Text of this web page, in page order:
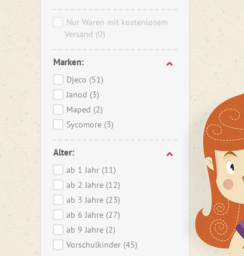
Nur Waren mit kostenlosem
Versand (0)
Marken:
Djeco (51)
Janod (3)
Maped (2)
Sycomore (3)
Alter:
ab 1 Jahr (11)
ab 2 Jahre (12)
ab 3 Jahre (23)
ab 6 Jahre (27)
ab 9 Jahre (2)
Vorschulkinder (45)